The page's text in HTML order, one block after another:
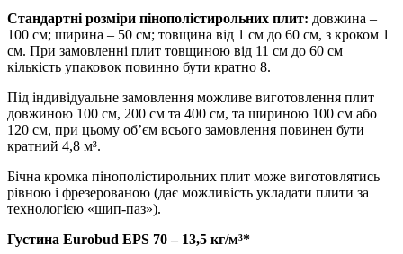
Стандартні розміри пінополістирольних плит: довжина –
100 см; ширина – 50 см; товщина від 1 см до 60 см, з кроком 1
см. При замовленні плит товщиною від 11 см до 60 см
кількість упаковок повинно бути кратно 8.
Під індивідуальне замовлення можливе виготовлення плит
довжиною 100 см, 200 см та 400 см, та шириною 100 см або
120 см, при цьому об’єм всього замовлення повинен бути
кратний 4,8 м³.
Бічна кромка пінополістирольних плит може виготовлятись
рівною і фрезерованою (дає можливість укладати плити за
технологією «шип-паз»).
Густина Eurobud EPS 70 – 13,5 кг/м³*